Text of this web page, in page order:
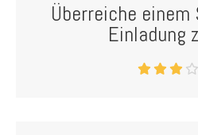
Überreiche einem
Einladung